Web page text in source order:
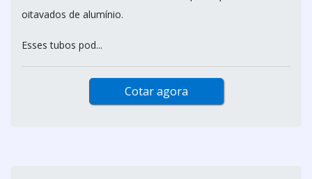
oitavados de alumínio.
Esses tubos pod...
Cotar agora